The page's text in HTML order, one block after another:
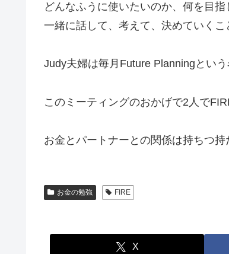
どんなふうに使いたいのか、何を目指
一緒に話して、考えて、決めていく
Judy夫婦は毎月Future Planningとい
このミーティングのおかげで2人で
お金とパートナーとの関係は持ちつ
お金の勉強 FIRE
X